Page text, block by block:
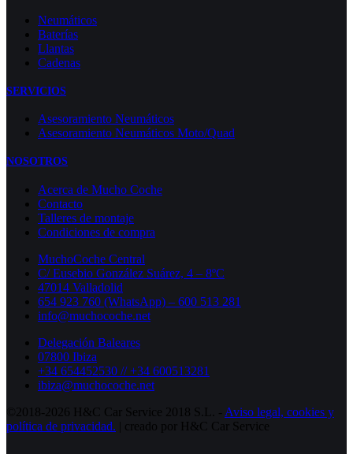
Neumáticos
Baterías
Llantas
Cadenas
SERVICIOS
Asesoramiento Neumáticos
Asesoramiento Neumáticos Moto/Quad
NOSOTROS
Acerca de Mucho Coche
Contacto
Talleres de montaje
Condiciones de compra
MuchoCoche Central
C/ Eusebio González Suárez, 4 – 8ºC
47014 Valladolid
654 923 760 (WhatsApp) – 600 513 281
info@muchocoche.net
Delegación Baleares
07800 Ibiza
+34 654452530 // +34 600513281
ibiza@muchocoche.net
©2018-2026 H&C Car Service 2018 S.L. - Aviso legal, cookies y
política de privacidad. | creado por H&C Car Service